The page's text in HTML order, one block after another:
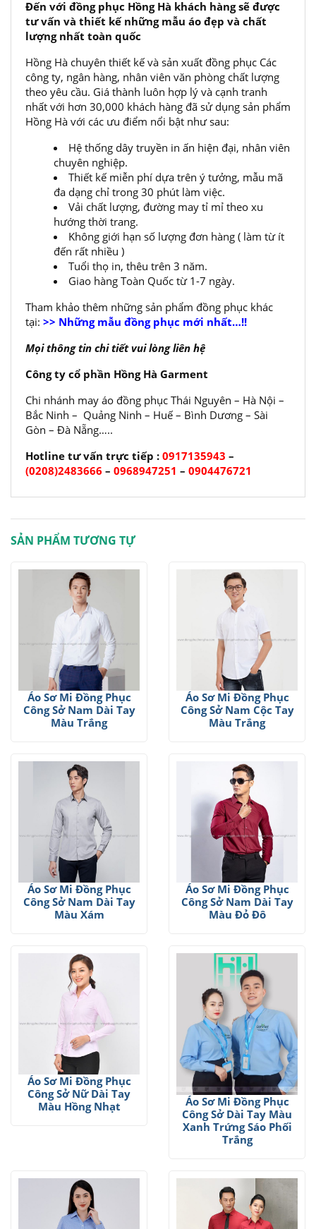
Đến với đồng phục Hồng Hà khách hàng sẽ được
tư vấn và thiết kế những mẫu áo đẹp và chất
lượng nhất toàn quốc
Hồng Hà chuyên thiết kế và sản xuất đồng phục Các
công ty, ngân hàng, nhân viên văn phòng chất lượng
theo yêu cầu. Giá thành luôn hợp lý và cạnh tranh
nhất với hơn 30,000 khách hàng đã sử dụng sản phẩm
Hồng Hà với các ưu điểm nổi bật như sau:
Hệ thống dây truyền in ấn hiện đại, nhân viên
chuyên nghiệp.
Thiết kế miễn phí dựa trên ý tưởng, mẫu mã
đa dạng chỉ trong 30 phút làm việc.
Vải chất lượng, đường may tỉ mỉ theo xu
hướng thời trang.
Không giới hạn số lượng đơn hàng ( làm từ ít
đến rất nhiều )
Tuổi thọ in, thêu trên 3 năm.
Giao hàng Toàn Quốc từ 1-7 ngày.
Tham khảo thêm những sản phẩm đồng phục khác
tại: >> Những mẫu đồng phục mới nhất…!!
Mọi thông tin chi tiết vui lòng liên hệ
Công ty cổ phần Hồng Hà Garment
Chi nhánh may áo đồng phục Thái Nguyên – Hà Nội –
Bắc Ninh – Quảng Ninh – Huế – Bình Dương – Sài
Gòn – Đà Nẵng…..
Hotline tư vấn trực tiếp : 0917135943 –
(0208)2483666 – 0968947251 – 0904476721
SẢN PHẨM TƯƠNG TỰ
Áo Sơ Mi Đồng Phục
Công Sở Nam Dài Tay
Màu Trắng
Áo Sơ Mi Đồng Phục
Công Sở Nam Cộc Tay
Màu Trắng
Áo Sơ Mi Đồng Phục
Công Sở Nam Dài Tay
Màu Xám
Áo Sơ Mi Đồng Phục
Công Sở Nam Dài Tay
Màu Đỏ Đô
Áo Sơ Mi Đồng Phục
Công Sở Nữ Dài Tay
Màu Hồng Nhạt
Áo Sơ Mi Đồng Phục
Công Sở Dài Tay Màu
Xanh Trứng Sáo Phối
Trắng